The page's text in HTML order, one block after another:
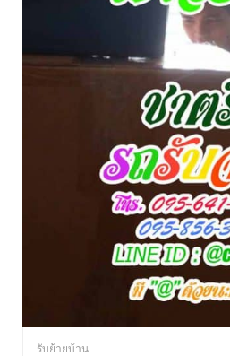
รับย้ายบ้าน